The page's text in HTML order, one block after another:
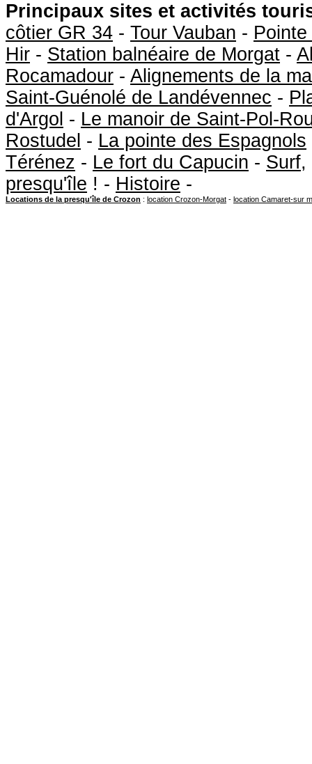
Principaux sites et activités
côtier GR 34 - Tour Vauban -
Hir - Station balnéaire de Morgat -
Rocamadour - Alignements de la
Saint-Guénolé de Landévennec -
d'Argol - Le manoir de Saint-Pol-
Rostudel - La pointe des Espagnols
Térénez - Le fort du Capucin - Surf,
presqu'île ! - Histoire -
Locations de la presqu'île de Crozon : location Crozon-Morgat - location Camaret-sur